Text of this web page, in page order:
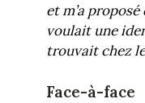
et m’a
voulait une
trouvait chez
Face-à-face